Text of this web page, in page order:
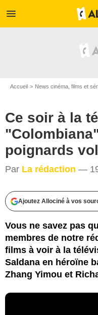
menu
Accueil News cinéma, films et
Ce soir à la
poignards
Par La rédaction —
Ajoutez Allociné à vos
Vous ne savez pas
membres de notre
films à voir à la
Saldana en héroïne
Zhang Yimou et